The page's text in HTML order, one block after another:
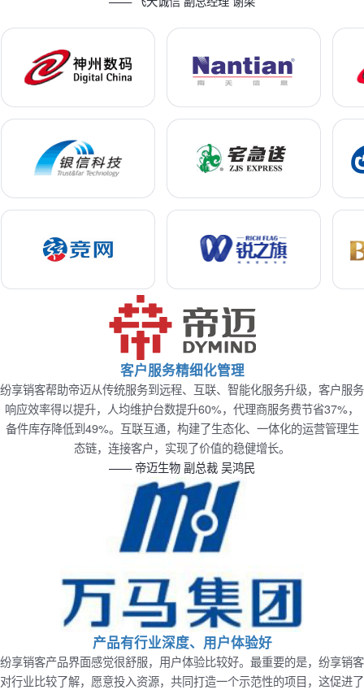
客户服务精细化管理
纷享销客帮助帝迈从传统服务到远程、互联、智能化服务升级，客户服务
响应效率得以提升，人均维护台数提升60%，代理商服务费节省37%，
备件库存降低到49%。互联互通，构建了生态化、一体化的运营管理生
态链，连接客户，实现了价值的稳健增长。
—— 帝迈生物 副总裁 吴鸿民
产品有行业深度、用户体验好
纷享销客产品界面感觉很舒服，用户体验比较好。最重要的是，纷享销客
对行业比较了解，愿意投入资源，共同打造一个示范性的项目，这促进了